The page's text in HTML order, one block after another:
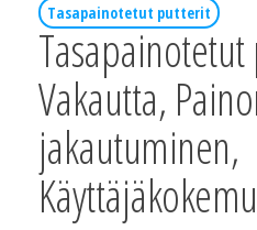
Tasapainotetut putterit
Vakautta,
jakautuminen,